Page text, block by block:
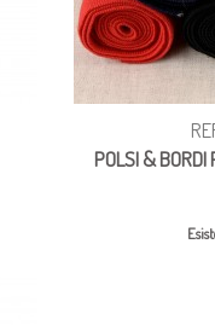
POLSI & BORDI